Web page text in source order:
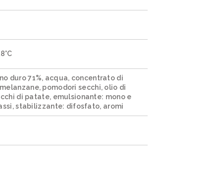
duro 71%, acqua, concentrato di
pomodori secchi, olio di
di patate, emulsionante: mono e
stabilizzante: difosfato, aromi